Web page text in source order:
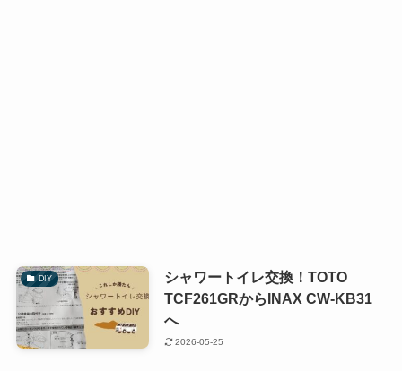
DIY
シャワートイレ交換！TOTO
TCF261GRからINAX CW-KB31
へ
2026-05-25